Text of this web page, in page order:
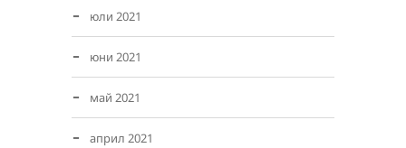
юли 2021
юни 2021
май 2021
април 2021